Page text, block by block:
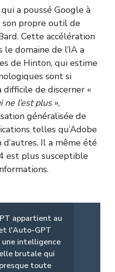
a poussé Google à
propre outil de
Cette accélération
domaine de l’IA a
de Hinton, qui estime
sont si
difficile de discerner «
ne l’est plus»,
généralisée de
telles qu’Adobe
Il a même été
est plus susceptible
appartient au
l'Auto-GPT
une intelligence
brutale qui
toute